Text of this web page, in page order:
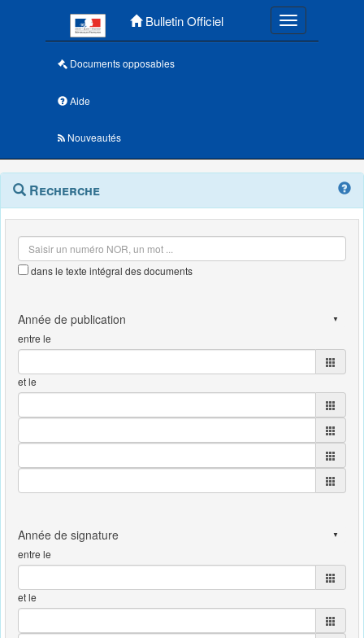
Bulletin Officiel Toggle
Documents opposables
Aide
Nouveautés
Navigation
outils
Menu
contextuel
Recherche
dans le texte intégral des documents
entre le
et le
entre le
et le